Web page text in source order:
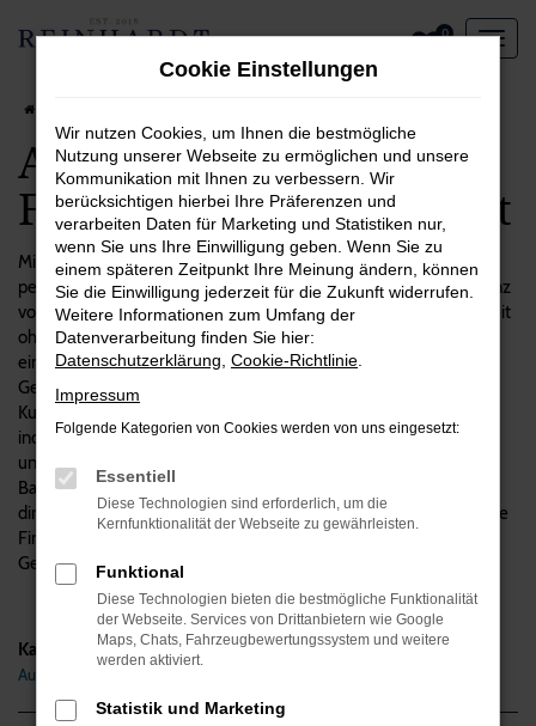
Zum
0
Audi Q5 in Bonn – ein
Fahrzeug, das sich lohnt
Mit einem Audi Q5 machen Sie alles richtig und steigen in das
perfekte Fahrzeug für Bonn und Umgebung. Wir sind voll und ganz
von diesem Modell überzeugt und verkaufen es seit geraumer Zeit
ohne Beanstandungen. Mit Reinhardt Automobile setzen Sie auf
einen unabhängigen Autohändler mit Fokus auf erstklassigen
Gebrauchtfahrzeugen. Unsere Firmenphilosophie stellt Sie als
Kundinnen und Kunden in den Mittelpunkt und setzt auf
individuellen Service. Das gilt auch für die vielen Audi Q5 in
unserem Sortiment, bei denen wir Sie gerne zum passenden
Baujahr, Ausstattung und Motorisierung beraten. Die Lieferung
direkt nach Bonn versteht sich natürlich von selbst, ebenso wie die
Finanzierung und die Inzahlungnahme Ihres aktuellen
Gebrauchten. Alles aus einer Hand.
Kategorie
Audi Q5 Gebrauchtwagen Bonn
Cookie Einstellungen
Wir nutzen Cookies, um Ihnen die bestmögliche
Nutzung unserer Webseite zu ermöglichen und unsere
Kommunikation mit Ihnen zu verbessern. Wir
berücksichtigen hierbei Ihre Präferenzen und
verarbeiten Daten für Marketing und Statistiken nur,
wenn Sie uns Ihre Einwilligung geben. Wenn Sie zu
einem späteren Zeitpunkt Ihre Meinung ändern, können
Sie die Einwilligung jederzeit für die Zukunft widerrufen.
Weitere Informationen zum Umfang der
Datenverarbeitung finden Sie hier:
Datenschutzerklärung Cookie-Richtlinie
Impressum
Folgende Kategorien von Cookies werden von uns eingesetzt:
Essentiell
Diese Technologien sind erforderlich, um die
Kernfunktionalität der Webseite zu gewährleisten.
Funktional
Diese Technologien bieten die bestmögliche Funktionalität
der Webseite. Services von Drittanbietern wie Google
Maps, Chats, Fahrzeugbewertungssystem und weitere
werden aktiviert.
Statistik und Marketing